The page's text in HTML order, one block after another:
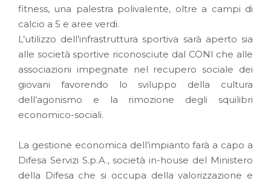
fitness, una palestra polivalente, oltre a campi di
calcio a 5 e aree verdi.
L’utilizzo dell’infrastruttura sportiva sarà aperto sia
alle società sportive riconosciute dal CONI che alle
associazioni impegnate nel recupero sociale dei
giovani favorendo lo sviluppo della cultura
dell’agonismo e la rimozione degli squilibri
economico-sociali.
La gestione economica dell’impianto farà a capo a
Difesa Servizi S.p.A., società in-house del Ministero
della Difesa che si occupa della valorizzazione e